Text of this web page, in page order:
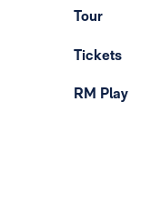
Tour
Tickets
RM Play